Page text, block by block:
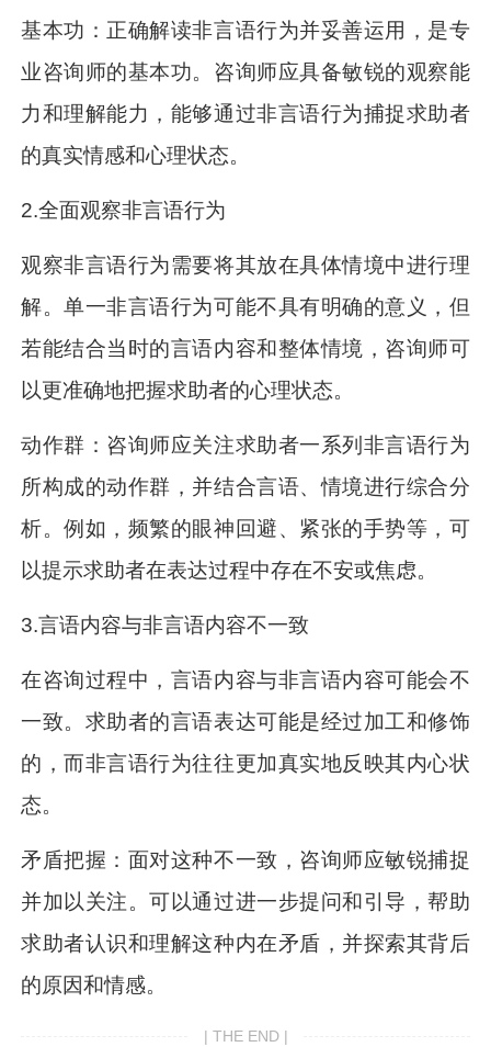
基本功：正确解读非言语行为并妥善运用，是专
业咨询师的基本功。咨询师应具备敏锐的观察能
力和理解能力，能够通过非言语行为捕捉求助者
的真实情感和心理状态。
2.全面观察非言语行为
观察非言语行为需要将其放在具体情境中进行理
解。单一非言语行为可能不具有明确的意义，但
若能结合当时的言语内容和整体情境，咨询师可
以更准确地把握求助者的心理状态。
动作群：咨询师应关注求助者一系列非言语行为
所构成的动作群，并结合言语、情境进行综合分
析。例如，频繁的眼神回避、紧张的手势等，可
以提示求助者在表达过程中存在不安或焦虑。
3.言语内容与非言语内容不一致
在咨询过程中，言语内容与非言语内容可能会不
一致。求助者的言语表达可能是经过加工和修饰
的，而非言语行为往往更加真实地反映其内心状
态。
矛盾把握：面对这种不一致，咨询师应敏锐捕捉
并加以关注。可以通过进一步提问和引导，帮助
求助者认识和理解这种内在矛盾，并探索其背后
的原因和情感。
| THE END |